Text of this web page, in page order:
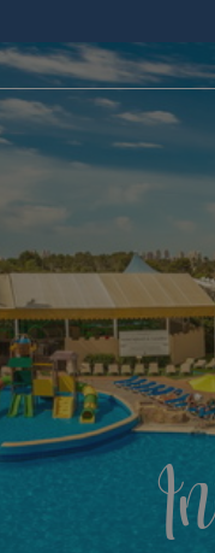
NOMBRE
MENSAJE